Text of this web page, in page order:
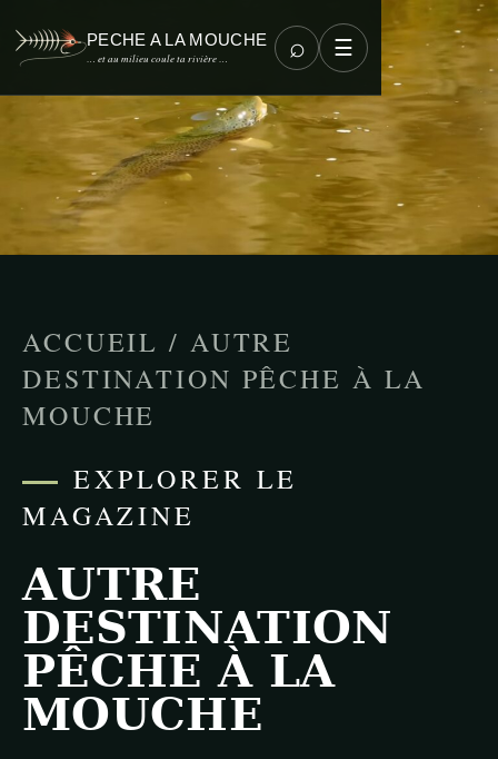
PECHE A LA MOUCHE
… et au milieu coule ta rivière … ⌕ ☰
ACCUEIL / AUTRE
DESTINATION PÊCHE À LA
MOUCHE
EXPLORER LE
MAGAZINE
AUTRE
DESTINATION
PÊCHE À LA
MOUCHE